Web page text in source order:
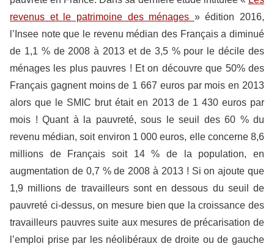
revenus et le patrimoine des ménages » édition 2016,
l’Insee note que le revenu médian des Français a diminué
de 1,1 % de 2008 à 2013 et de 3,5 % pour le décile des
ménages les plus pauvres ! Et on découvre que 50% des
Français gagnent moins de 1 667 euros par mois en 2013
alors que le SMIC brut était en 2013 de 1 430 euros par
mois ! Quant à la pauvreté, sous le seuil des 60 % du
revenu médian, soit environ 1 000 euros, elle concerne 8,6
millions de Français soit 14 % de la population, en
augmentation de 0,7 % de 2008 à 2013 ! Si on ajoute que
1,9 millions de travailleurs sont en dessous du seuil de
pauvreté ci-dessus, on mesure bien que la croissance des
travailleurs pauvres suite aux mesures de précarisation de
l’emploi prise par les néolibéraux de droite ou de gauche